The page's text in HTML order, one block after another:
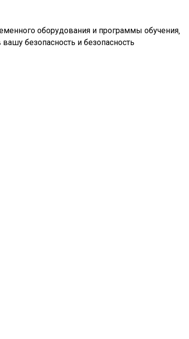
оборудования и программы обучения‚
безопасность и безопасность